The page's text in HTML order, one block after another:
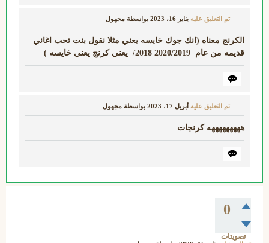
تم التعليق عليه يناير 16، 2023 بواسطة مجهول
الكرنج معناه (انك جوك خايسه يعني مثلا نقول بنت تحب اغاني
قديمه من عام 2020/2019 2018/ يعني كرنج يعني خايسه )
تم التعليق عليه أبريل 17، 2023 بواسطة مجهول
هههههههههه كرنجات
0
تصويتات